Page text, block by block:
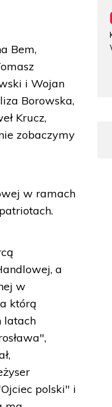
Bem,
i Wojan
Borowska,
Krucz,
zobaczymy
w ramach
a
w
którą
latach
polski" i